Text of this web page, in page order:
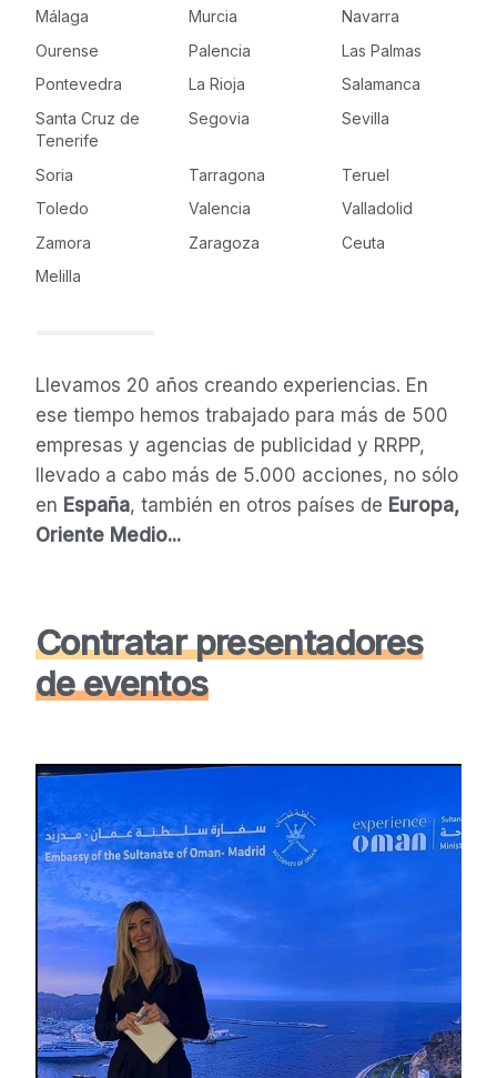
Málaga
Murcia
Navarra
Ourense
Palencia
Las Palmas
Pontevedra
La Rioja
Salamanca
Santa Cruz de
Tenerife
Segovia Sevilla
Soria Tarragona
Teruel
Toledo
Valencia
Valladolid
Zamora
Zaragoza
Ceuta
Melilla
Llevamos 20 años creando experiencias. En
ese tiempo hemos trabajado para más de 500
empresas y agencias de publicidad y RRPP,
llevado a cabo más de 5.000 acciones, no sólo
en España, también en otros países de Europa,
Oriente Medio...
Contratar presentadores
de eventos